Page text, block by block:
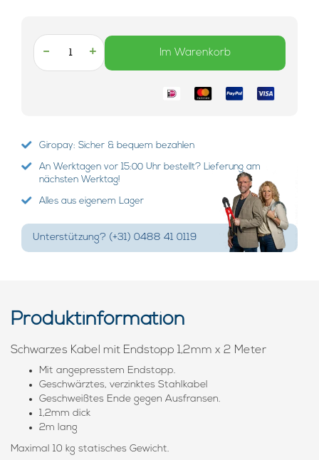
- + Im Warenkorb
Giropay: Sicher & bequem bezahlen
An Werktagen vor 15:00 Uhr bestellt? Lieferung am
nächsten Werktag!
Alles aus eigenem Lager
Unterstützung? (+31) 0488 41 0119
Produktinformation
Schwarzes Kabel mit Endstopp 1,2mm x 2 Meter
Mit angepresstem Endstopp.
Geschwärztes, verzinktes Stahlkabel
Geschweißtes Ende gegen Ausfransen.
1,2mm dick
2m lang
Maximal 10 kg statisches Gewicht.